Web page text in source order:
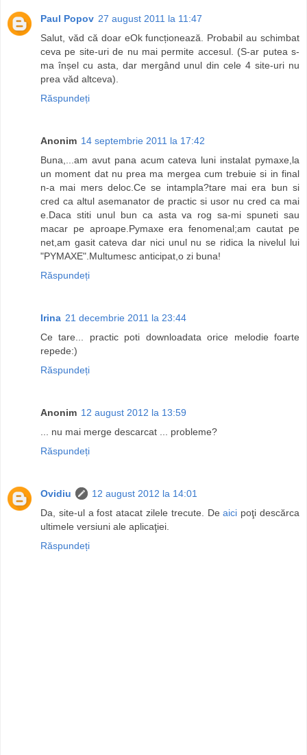
Paul Popov 27 august 2011 la 11:47
Salut, văd că doar eOk funcționează. Probabil au schimbat
ceva pe site-uri de nu mai permite accesul. (S-ar putea s-
ma înșel cu asta, dar mergând unul din cele 4 site-uri nu
prea văd altceva).
Răspundeți
Anonim 14 septembrie 2011 la 17:42
Buna,...am avut pana acum cateva luni instalat pymaxe,la
un moment dat nu prea ma mergea cum trebuie si in final
n-a mai mers deloc.Ce se intampla?tare mai era bun si
cred ca altul asemanator de practic si usor nu cred ca mai
e.Daca stiti unul bun ca asta va rog sa-mi spuneti sau
macar pe aproape.Pymaxe era fenomenal;am cautat pe
net,am gasit cateva dar nici unul nu se ridica la nivelul lui
"PYMAXE".Multumesc anticipat,o zi buna!
Răspundeți
Irina 21 decembrie 2011 la 23:44
Ce tare... practic poti downloadata orice melodie foarte
repede:)
Răspundeți
Anonim 12 august 2012 la 13:59
... nu mai merge descarcat ... probleme?
Răspundeți
Ovidiu
12 august 2012 la 14:01
Da, site-ul a fost atacat zilele trecute. Deaici poţi descărca
ultimele versiuni ale aplicaţiei.
Răspundeți